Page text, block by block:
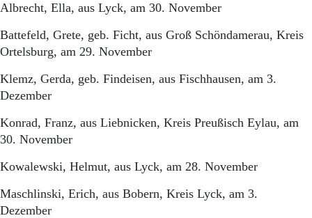
Albrecht, Ella, aus Lyck, am 30. November
Battefeld, Grete, geb. Ficht, aus Groß Schöndamerau, Kreis
Ortelsburg, am 29. November
Klemz, Gerda, geb. Findeisen, aus Fischhausen, am 3.
Dezember
Konrad, Franz, aus Liebnicken, Kreis Preußisch Eylau, am
30. November
Kowalewski, Helmut, aus Lyck, am 28. November
Maschlinski, Erich, aus Bobern, Kreis Lyck, am 3.
Dezember